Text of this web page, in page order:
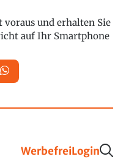
und erhalten Sie
auf Ihr Smartphone
WerbefreiLogin